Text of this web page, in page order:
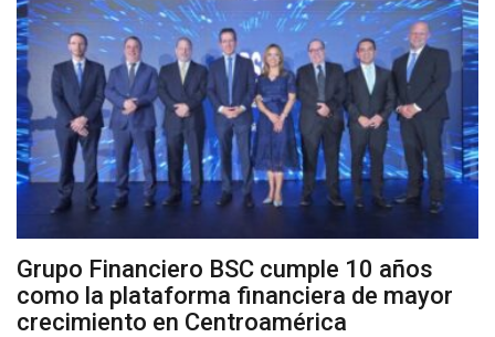
Grupo Financiero BSC cumple 10 años
como la plataforma financiera de mayor
crecimiento en Centroamérica